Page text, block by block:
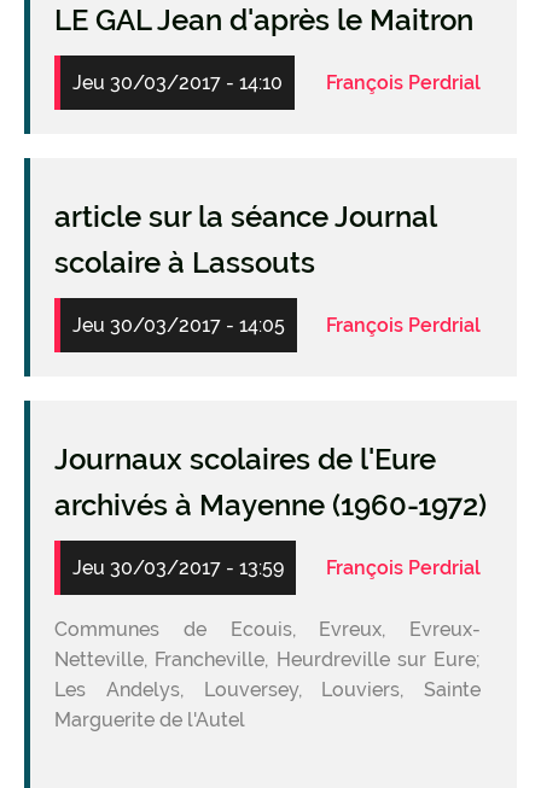
LE GAL Jean d'après le Maitron
Jeu 30/03/2017 - 14:10 François Perdrial
article sur la séance Journal
scolaire à Lassouts
Jeu 30/03/2017 - 14:05 François Perdrial
Journaux scolaires de l'Eure
archivés à Mayenne (1960-1972)
Jeu 30/03/2017 - 13:59 François Perdrial
Communes de Ecouis, Evreux, Evreux-
Netteville, Francheville, Heurdreville sur Eure;
Les Andelys, Louversey, Louviers, Sainte
Marguerite de l'Autel